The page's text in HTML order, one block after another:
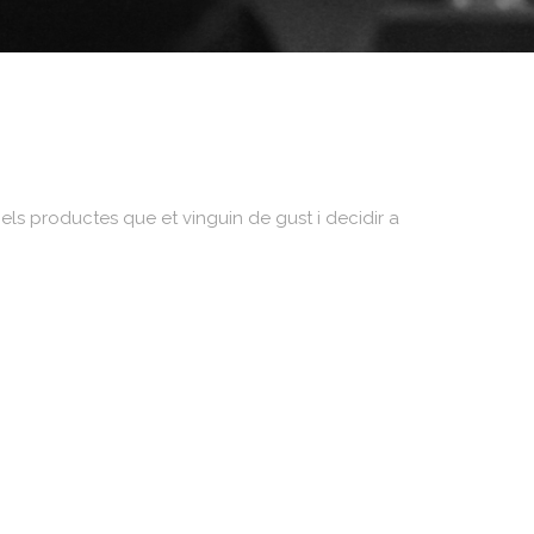
productes que et vinguin de gust i decidir a